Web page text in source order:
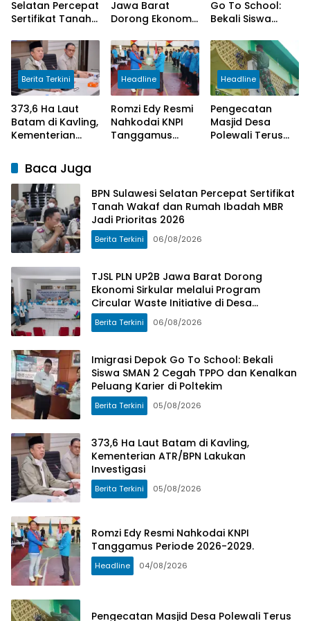
Selatan Percepat
Sertifikat Tanah
Rumah Ibadah
MBR Jadi
Prioritas 2026
Jawa Barat
Dorong Ekonomi
Program Circular
Waste Initiative
di Desa
Cangkuang
Wetan
Go To School:
Bekali Siswa
TPPO dan
Kenalkan
Peluang Karier di
Poltekim
Berita Terkini
373,6 Ha Laut
Batam di Kavling,
Kementerian
Investigasi
Headline
Romzi Edy Resmi
Nahkodai KNPI
Tanggamus
Headline
Pengecatan
Masjid Desa
Polewali Terus
Baca Juga
BPN Sulawesi Selatan Percepat Sertifikat
Tanah Wakaf dan Rumah Ibadah MBR
Jadi Prioritas 2026
Berita Terkini 06/08/2026
TJSL PLN UP2B Jawa Barat Dorong
Ekonomi Sirkular melalui Program
Circular Waste Initiative di Desa
Cangkuang Wetan
Berita Terkini 06/08/2026
Imigrasi Depok Go To School: Bekali
Siswa SMAN 2 Cegah TPPO dan Kenalkan
Peluang Karier di Poltekim
Berita Terkini 05/08/2026
373,6 Ha Laut Batam di Kavling,
Kementerian ATR/BPN Lakukan
Investigasi
Berita Terkini 05/08/2026
Romzi Edy Resmi Nahkodai KNPI
Tanggamus Periode 2026-2029.
Headline 04/08/2026
Pengecatan Masjid Desa Polewali Terus